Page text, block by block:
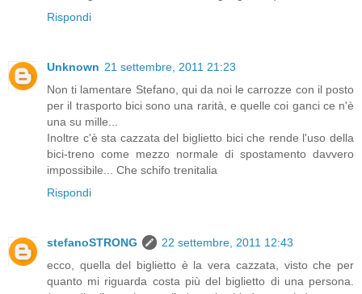
Rispondi
Unknown 21 settembre, 2011 21:23
Non ti lamentare Stefano, qui da noi le carrozze con il posto
per il trasporto bici sono una rarità, e quelle coi ganci ce n'è
una su mille...
Inoltre c'è sta cazzata del biglietto bici che rende l'uso della
bici-treno come mezzo normale di spostamento davvero
impossibile... Che schifo trenitalia
Rispondi
stefanoSTRONG
22 settembre, 2011 12:43
ecco, quella del biglietto è la vera cazzata, visto che per
quanto mi riguarda costa più del biglietto di una persona.